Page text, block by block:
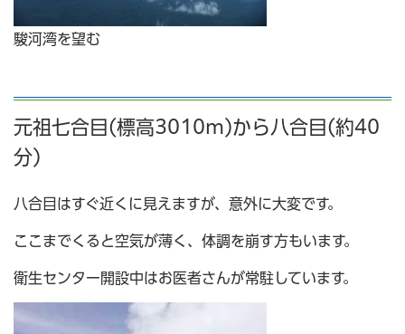
駿河湾を望む
元祖七合目(標高3010m)から八合目(約40
分)
八合目はすぐ近くに見えますが、意外に大変です。
ここまでくると空気が薄く、体調を崩す方もいます。
衛生センター開設中はお医者さんが常駐しています。